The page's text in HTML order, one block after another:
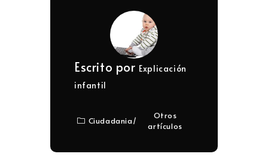
Escrito por Explicación
infantil
Ciudadania/
Otros
artículos